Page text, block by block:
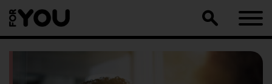
naar
artikel